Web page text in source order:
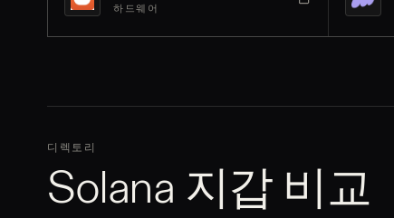
하드웨어
디렉토리
Solana 지갑 비교